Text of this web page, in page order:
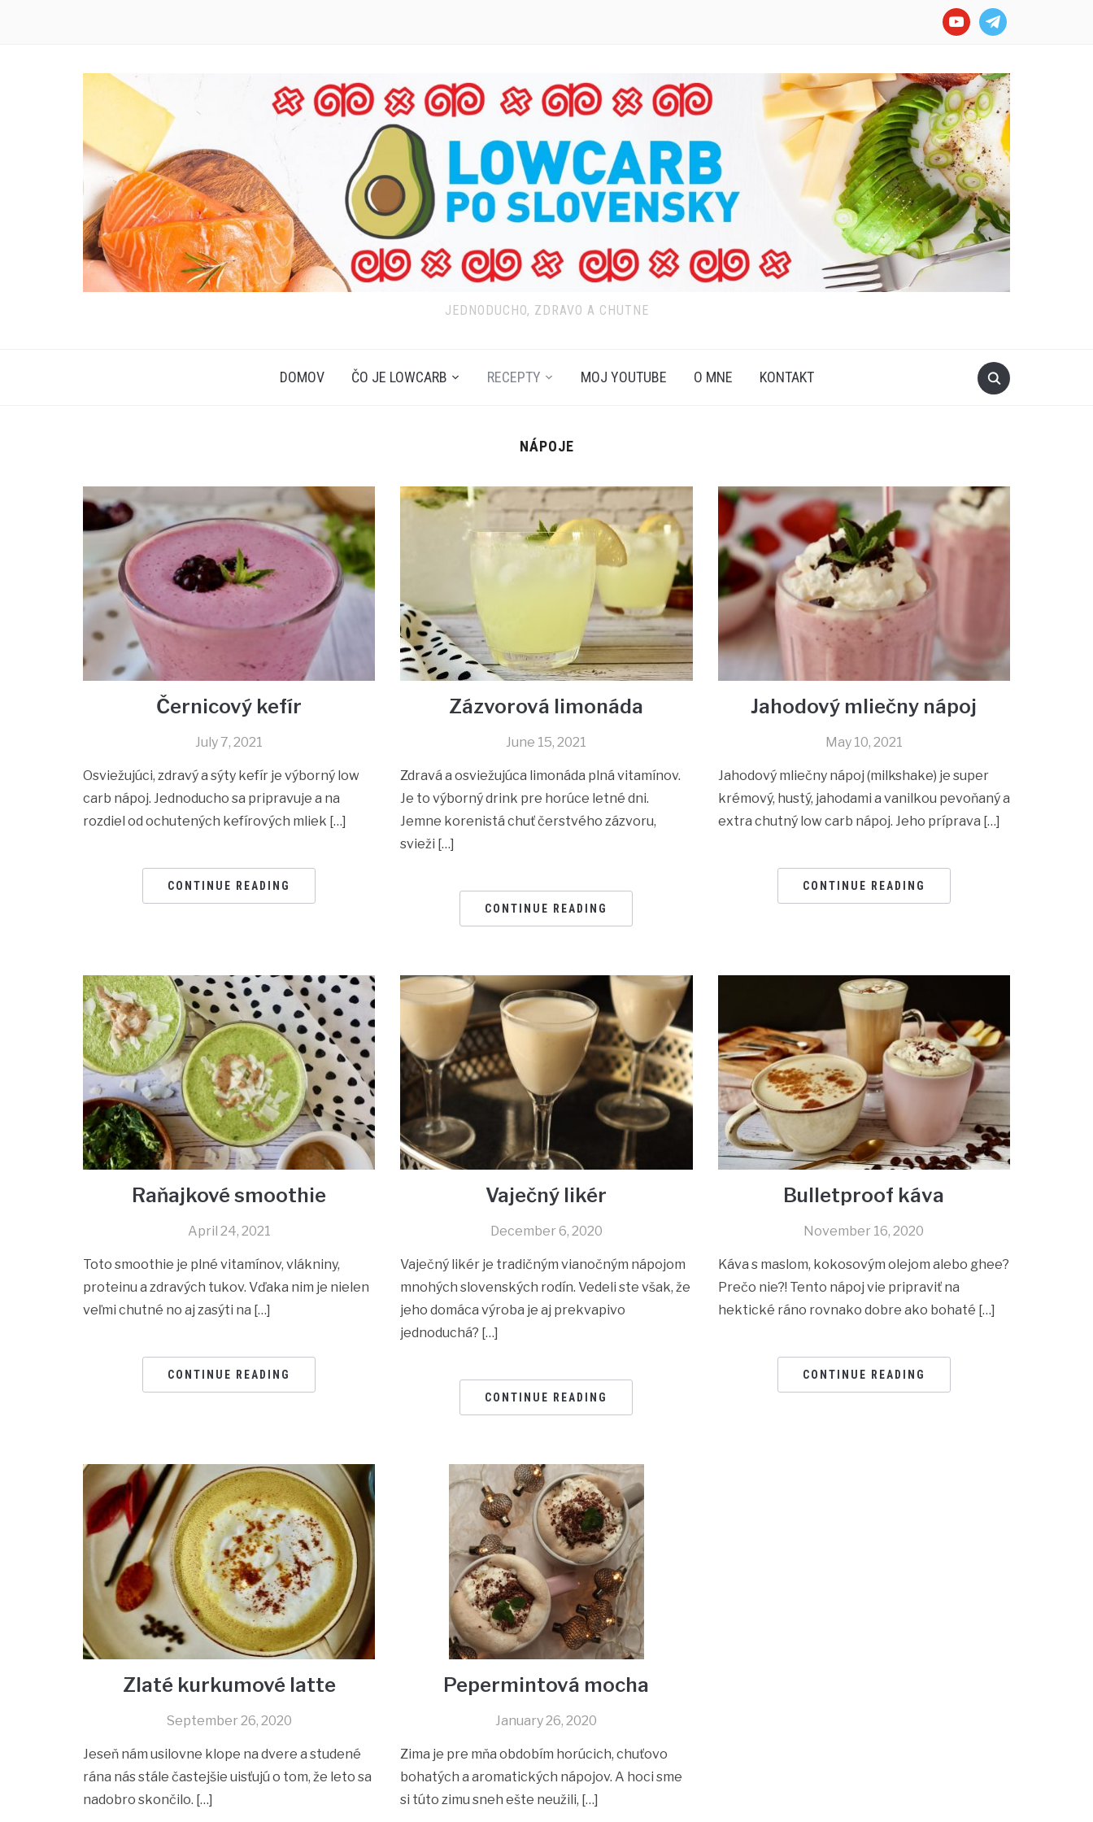
youtubetelegram
JEDNODUCHO, ZDRAVO A CHUTNE
DOMOV ČO JE LOWCARB RECEPTY MOJ YOUTUBE O MNE KONTAKT
NÁPOJE
Černicový kefír
July 7, 2021
Osviežujúci, zdravý a sýty kefír je výborný low
carb nápoj. Jednoducho sa pripravuje a na
rozdiel od ochutených kefírových mliek […]
CONTINUE READING
Zázvorová limonáda
June 15, 2021
Zdravá a osviežujúca limonáda plná vitamínov.
Je to výborný drink pre horúce letné dni.
Jemne korenistá chuť čerstvého zázvoru,
svieži […]
CONTINUE READING
Jahodový mliečny nápoj
May 10, 2021
Jahodový mliečny nápoj (milkshake) je super
krémový, hustý, jahodami a vanilkou pevoňaný a
extra chutný low carb nápoj. Jeho príprava […]
CONTINUE READING
Raňajkové smoothie
April 24, 2021
Toto smoothie je plné vitamínov, vlákniny,
proteinu a zdravých tukov. Vďaka nim je nielen
veľmi chutné no aj zasýti na […]
CONTINUE READING
Vaječný likér
December 6, 2020
Vaječný likér je tradičným vianočným nápojom
mnohých slovenských rodín. Vedeli ste však, že
jeho domáca výroba je aj prekvapivo
jednoduchá? […]
CONTINUE READING
Bulletproof káva
November 16, 2020
Káva s maslom, kokosovým olejom alebo ghee?
Prečo nie?! Tento nápoj vie pripraviť na
hektické ráno rovnako dobre ako bohaté […]
CONTINUE READING
Zlaté kurkumové latte
September 26, 2020
Jeseň nám usilovne klope na dvere a studené
rána nás stále častejšie uisťujú o tom, že leto sa
nadobro skončilo. […]
Pepermintová mocha
January 26, 2020
Zima je pre mňa obdobím horúcich, chuťovo
bohatých a aromatických nápojov. A hoci sme
si túto zimu sneh ešte neužili, […]